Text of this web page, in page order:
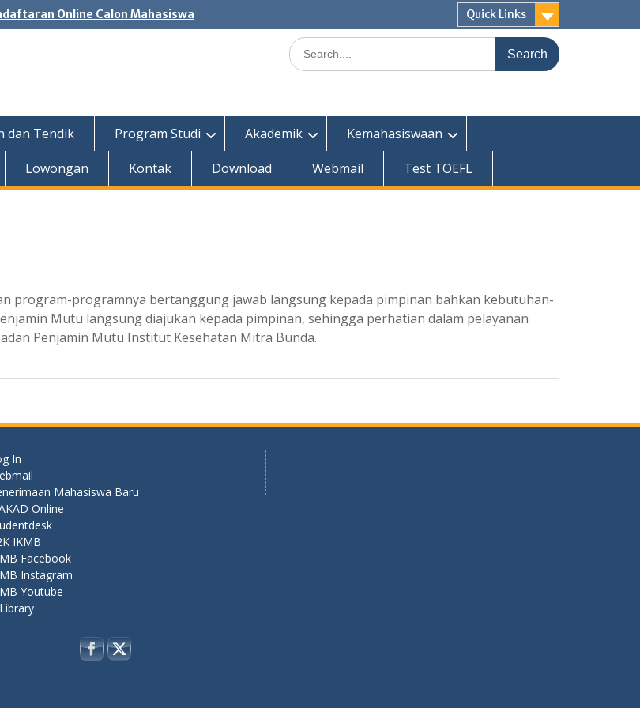
Online Calon Mahasiswa Quick Links
Search
for:
dan Tendik Program Studi Akademik
Kemahasiswaan
Lowongan Kontak Download Webmail Test TOEFL
program-programnya bertanggung jawab langsung kepada pimpinan bahkan kebutuhan-
Mutu langsung diajukan kepada pimpinan, sehingga perhatian dalam pelayanan
Penjamin Mutu Institut Kesehatan Mitra Bunda.
In
Mahasiswa Baru
Online
IKMB
Facebook
Instagram
Youtube